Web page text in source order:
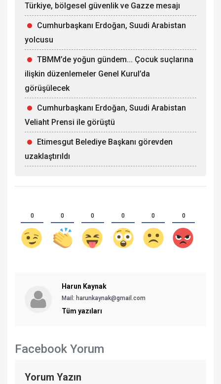
Türkiye, bölgesel güvenlik ve Gazze mesajı
Cumhurbaşkanı Erdoğan, Suudi Arabistan
yolcusu
TBMM’de yoğun gündem... Çocuk suçlarına
ilişkin düzenlemeler Genel Kurul’da
görüşülecek
Cumhurbaşkanı Erdoğan, Suudi Arabistan
Veliaht Prensi ile görüştü
Etimesgut Belediye Başkanı görevden
uzaklaştırıldı
0 0 0 0 0 0
Harun Kaynak
Mail: harunkaynak@gmail.com
Tüm yazıları
Facebook Yorum
Yorum Yazın